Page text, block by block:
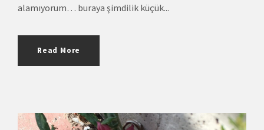
alamıyorum… buraya şimdilik küçük...
Read More